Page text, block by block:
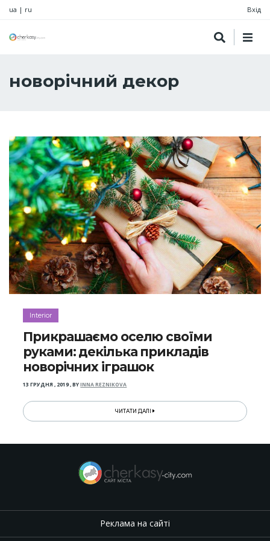
ua | ru Вхід
новорічний декор
Interior
Прикрашаємо оселю своїми
руками: декілька прикладів
новорічних іграшок
13 ГРУДНЯ , 2019,BYINNA REZNIKOVA
ЧИТАТИ ДАЛІ
Реклама на сайті